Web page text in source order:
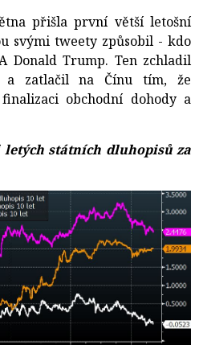
přišla první větší letošní
svými tweety způsobil - kdo
Donald Trump. Ten zchladil
a zatlačil na Čínu tím, že
obchodní dohody a
letých státních dluhopisů za